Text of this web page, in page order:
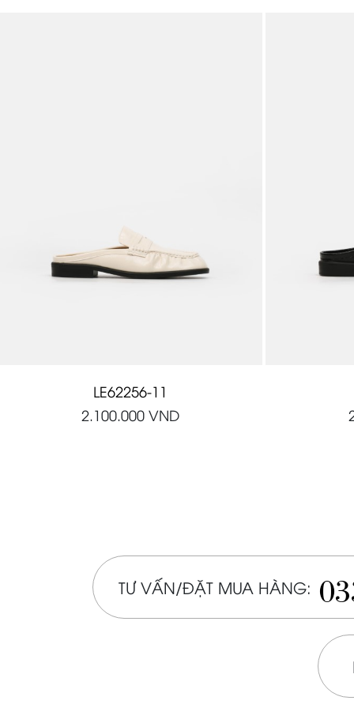
LE62256-11
2.100.000 VND
TƯ VẤN/ĐẶT MUA HÀNG: